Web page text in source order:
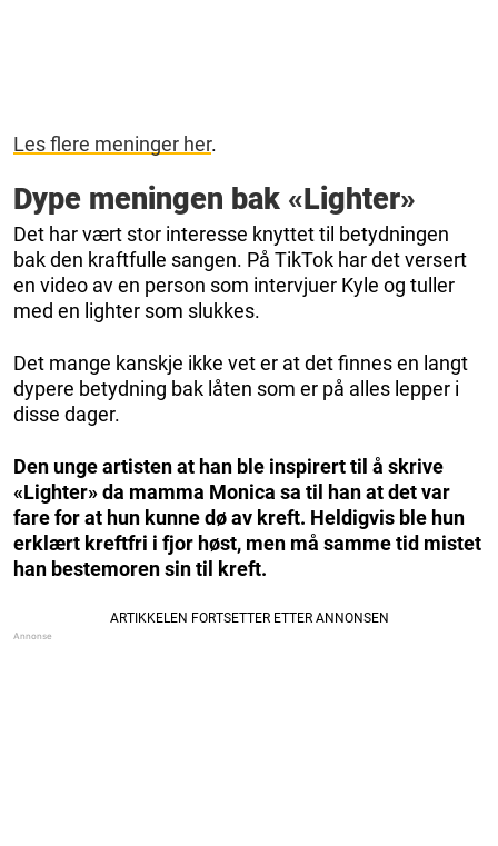
Les flere meninger her.
Dype meningen bak «Lighter»
Det har vært stor interesse knyttet til betydningen
bak den kraftfulle sangen. På TikTok har det versert
en video av en person som intervjuer Kyle og tuller
med en lighter som slukkes.
Det mange kanskje ikke vet er at det finnes en langt
dypere betydning bak låten som er på alles lepper i
disse dager.
Den unge artisten at han ble inspirert til å skrive
«Lighter» da mamma Monica sa til han at det var
fare for at hun kunne dø av kreft. Heldigvis ble hun
erklært kreftfri i fjor høst, men må samme tid mistet
han bestemoren sin til kreft.